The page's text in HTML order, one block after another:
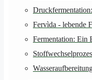
Fervìda - lebende
Fermentation: Ein